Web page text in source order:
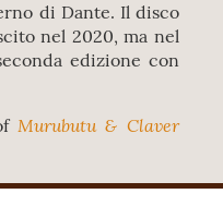
di Dante. Il disco
nel 2020, ma nel
edizione con
Murubutu & Claver